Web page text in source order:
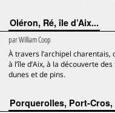
Oléron, Ré, île d’Aix...
parWilliam Coop
À travers l’archipel charentais,
à l’île d’Aix, à la découverte
dunes et de pins.
Porquerolles, Port-Cros,